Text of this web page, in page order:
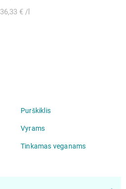
36,33 €
Purškiklis
Vyrams
Tinkamas veganams